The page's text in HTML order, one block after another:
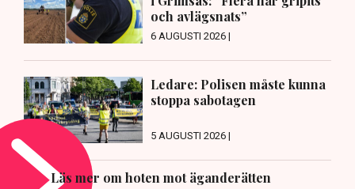
och avlägsnats”
6 AUGUSTI 2026 |
Ledare: Polisen måste kunna
stoppa sabotagen
5 AUGUSTI 2026 |
Läs mer om hoten mot äganderätten